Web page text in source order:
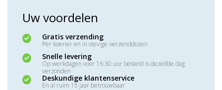
Uw voordelen
Gratis verzending
Per koerier en in stevige verzenddozen
Snelle levering
Op werkdagen voor 16:30 uur besteld is dezelfde dag
verzonden
Deskundige klantenservice
En al ruim 15 jaar betrouwbaar